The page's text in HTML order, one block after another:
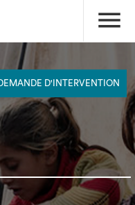
menu
D'INTERVENTION